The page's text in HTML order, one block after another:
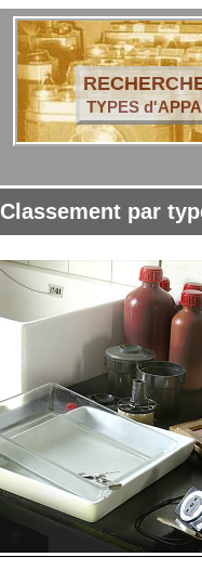
TYPES
Classement par